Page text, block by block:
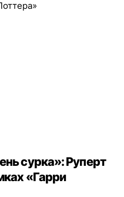
сурка»: Руперт
«Гарри